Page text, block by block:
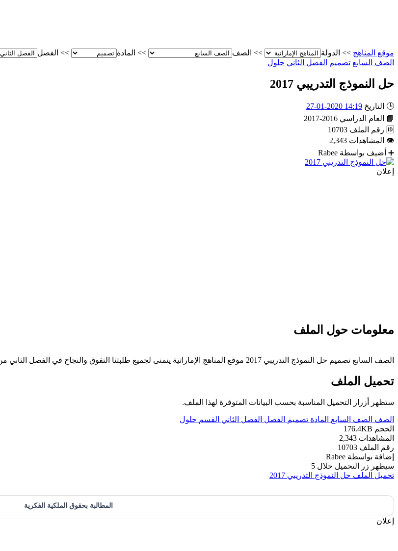
موقع المناهج >> الدولة >> الصف >> المادة >> الفصل
الصف السابع تصميم الفصل الثاني حلول
حل النموذج التدريبي 2017
🕒 التاريخ 14:19 2020-01-27
📘
العام الدراسي 2016-2017
🆔 رقم الملف 10703
👁 المشاهدات 2,343
➕ أضيف بواسطة Rabee
إعلان
معلومات حول الملف
الصف السابع تصميم حل النموذج التدريبي 2017 موقع المناهج الإماراتية يتمنى لجميع طلبتنا التفوق والنجاح في الفصل الثاني من العام الدراسي 2019/2020
تحميل الملف
ستظهر أزرار التحميل المناسبة بحسب البيانات المتوفرة لهذا الملف.
الصف الصف السابع المادة تصميم الفصل الفصل الثاني القسم حلول
الحجم 176.4KB
المشاهدات 2,343
رقم الملف 10703
إضافة بواسطة Rabee
سيظهر زر التحميل خلال 5
تحميل الملف حل النموذج التدريبي 2017
المطالبة بحقوق الملكية الفكرية
إعلان